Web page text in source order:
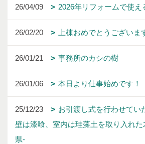
26/04/09 2026年リフォームで使え
26/02/20 上棟おめでとうございま
26/01/21 事務所のカシの樹
26/01/06 本日より仕事始めです！
25/12/23
お引渡し式を行わせてい
壁は漆喰、室内は珪藻土を取り入れ
県-